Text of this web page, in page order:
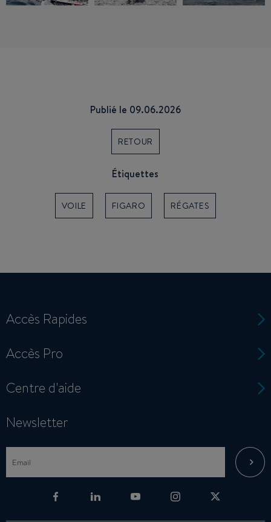
Publié le 09.06.2026
RETOUR
Étiquettes
VOILE FIGARO RÉGATES
Accès Rapides
Accès Pro
Centre d'aide
Newsletter